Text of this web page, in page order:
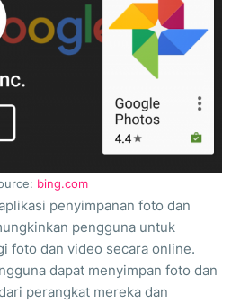
bing.com
penyimpanan foto dan
pengguna untuk
foto dan video secara online.
dapat menyimpan foto dan
perangkat mereka dan